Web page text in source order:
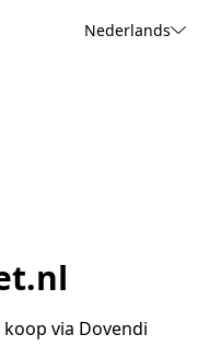
Nederlands
via Dovendi